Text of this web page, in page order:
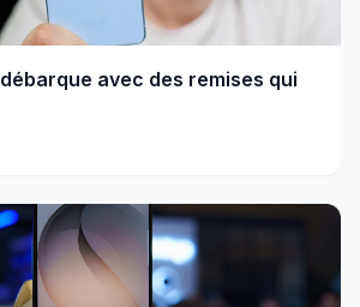
avec des remises qui